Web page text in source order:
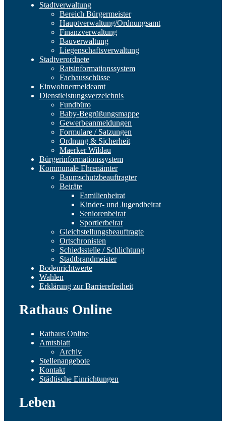
Stadtverwaltung
Bereich Bürgermeister
Hauptverwaltung/Ordnungsamt
Finanzverwaltung
Bauverwaltung
Liegenschaftsverwaltung
Stadtverordnete
Ratsinformationssystem
Fachausschüsse
Einwohnermeldeamt
Dienstleistungsverzeichnis
Fundbüro
Baby-Begrüßungsmappe
Gewerbeanmeldungen
Formulare / Satzungen
Ordnung & Sicherheit
Maerker Wildau
Bürgerinformationssystem
Kommunale Ehrenämter
Baumschutzbeauftragter
Beiräte
Familienbeirat
Kinder- und Jugendbeirat
Seniorenbeirat
Sportlerbeirat
Gleichstellungsbeauftragte
Ortschronisten
Schiedsstelle / Schlichtung
Stadtbrandmeister
Bodenrichtwerte
Wahlen
Erklärung zur Barrierefreiheit
Rathaus Online
Rathaus Online
Amtsblatt
Archiv
Stellenangebote
Kontakt
Städtische Einrichtungen
Leben